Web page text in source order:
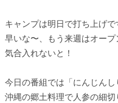
キャンプは明日で打ち上げで
早いな〜、もう来週はオープ
気合入れないと！
今日の番組では「にんじんし
沖縄の郷土料理で人参の細切